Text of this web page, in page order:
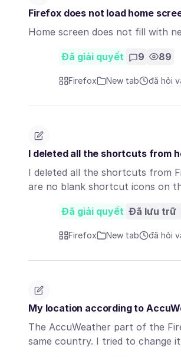
Firefox does not load home
Home screen does not fill with
Đã giải quyết 9 89
Firefox New tab đã hỏi
I deleted all the shortcuts from
I deleted all the shortcuts from
are no blank shortcut icons on
Đã giải quyết Đã lưu trữ
Firefox New tab đã hỏi
My location according to
The AccuWeather part of the
same country. I tried to change